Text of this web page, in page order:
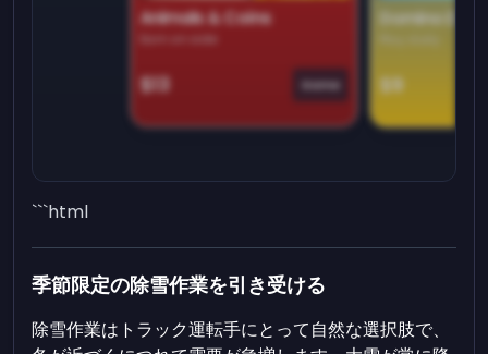
Animals & Coins
Earn on side
$13 Game
Domino
$9
```html
季節限定の除雪作業を引き受ける
除雪作業はトラック運転手にとって自然な選択肢で、